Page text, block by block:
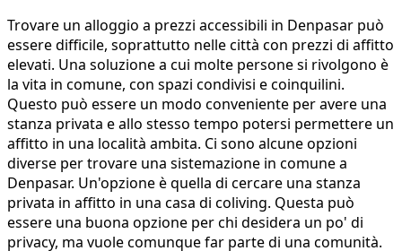
Trovare un alloggio a prezzi accessibili in Denpasar può
essere difficile, soprattutto nelle città con prezzi di affitto
elevati. Una soluzione a cui molte persone si rivolgono è
la vita in comune, con spazi condivisi e coinquilini.
Questo può essere un modo conveniente per avere una
stanza privata e allo stesso tempo potersi permettere un
affitto in una località ambita. Ci sono alcune opzioni
diverse per trovare una sistemazione in comune a
Denpasar. Un'opzione è quella di cercare una stanza
privata in affitto in una casa di coliving. Questa può
essere una buona opzione per chi desidera un po' di
privacy, ma vuole comunque far parte di una comunità.